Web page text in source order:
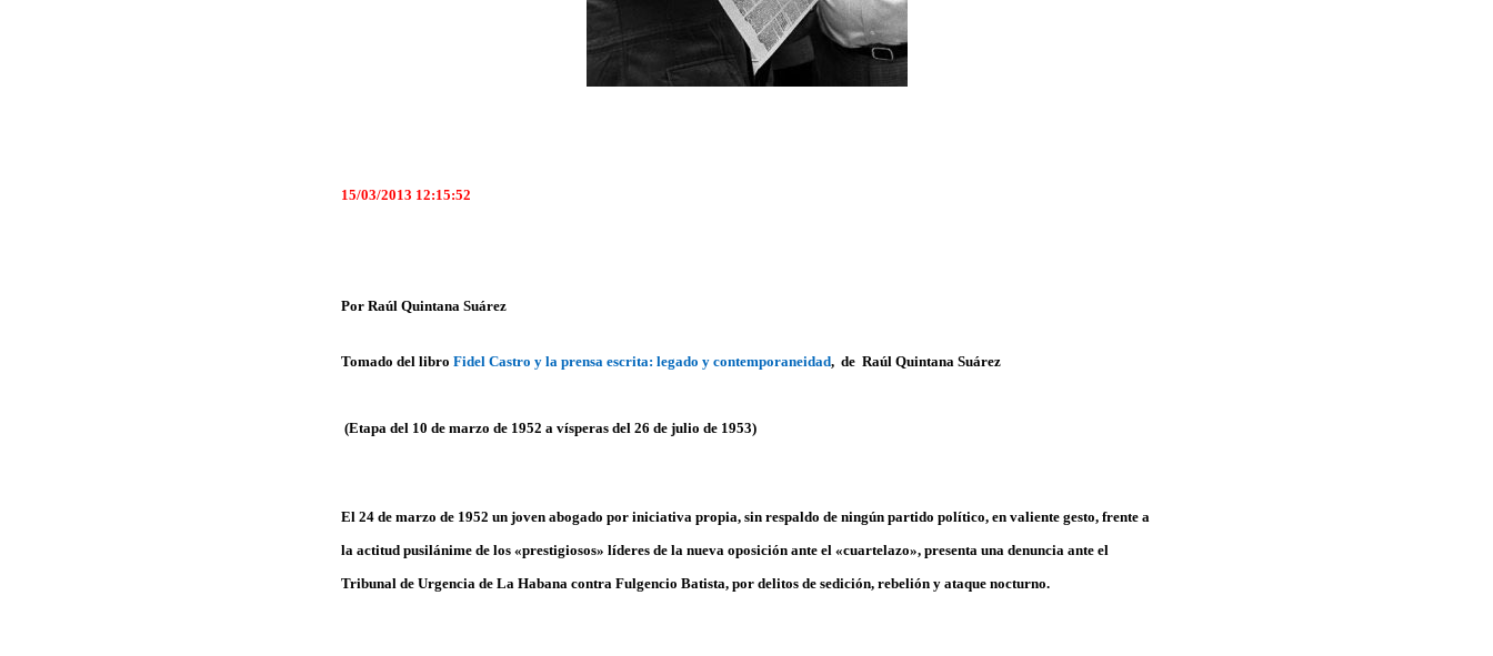
15/03/2013 12:15:52
Por Raúl Quintana Suárez
Tomado del libro Fidel Castro y la prensa escrita: legado y contemporaneidad, de Raúl Quintana Suárez
(Etapa del 10 de marzo de 1952 a vísperas del 26 de julio de 1953)
El 24 de marzo de 1952 un joven abogado por iniciativa propia, sin respaldo de ningún partido político, en valiente gesto, frente a
la actitud pusilánime de los «prestigiosos» líderes de la nueva oposición ante el «cuartelazo», presenta una denuncia ante el
Tribunal de Urgencia de La Habana contra Fulgencio Batista, por delitos de sedición, rebelión y ataque nocturno.